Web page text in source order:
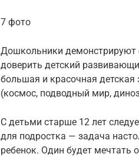
7 фото
Дошкольники демонстрируют
доверить детский
большая и красочная
(космос, подводный мир,
С детьми старше 12 лет
для подростка — задача
ребенок. Один будет мечтать